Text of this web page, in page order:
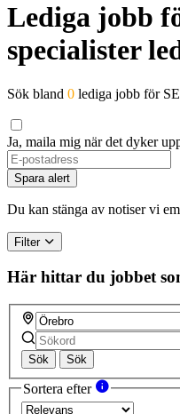
Lediga jobb
specialister
Sök bland 0 lediga jobb för
Ja, maila mig när det dyker
If
you
are
a
ignore
this
field
Spara alert
Du kan stänga av notiser vi
Filter
Här hittar du jobbet
Sök Sök
Sortera efter